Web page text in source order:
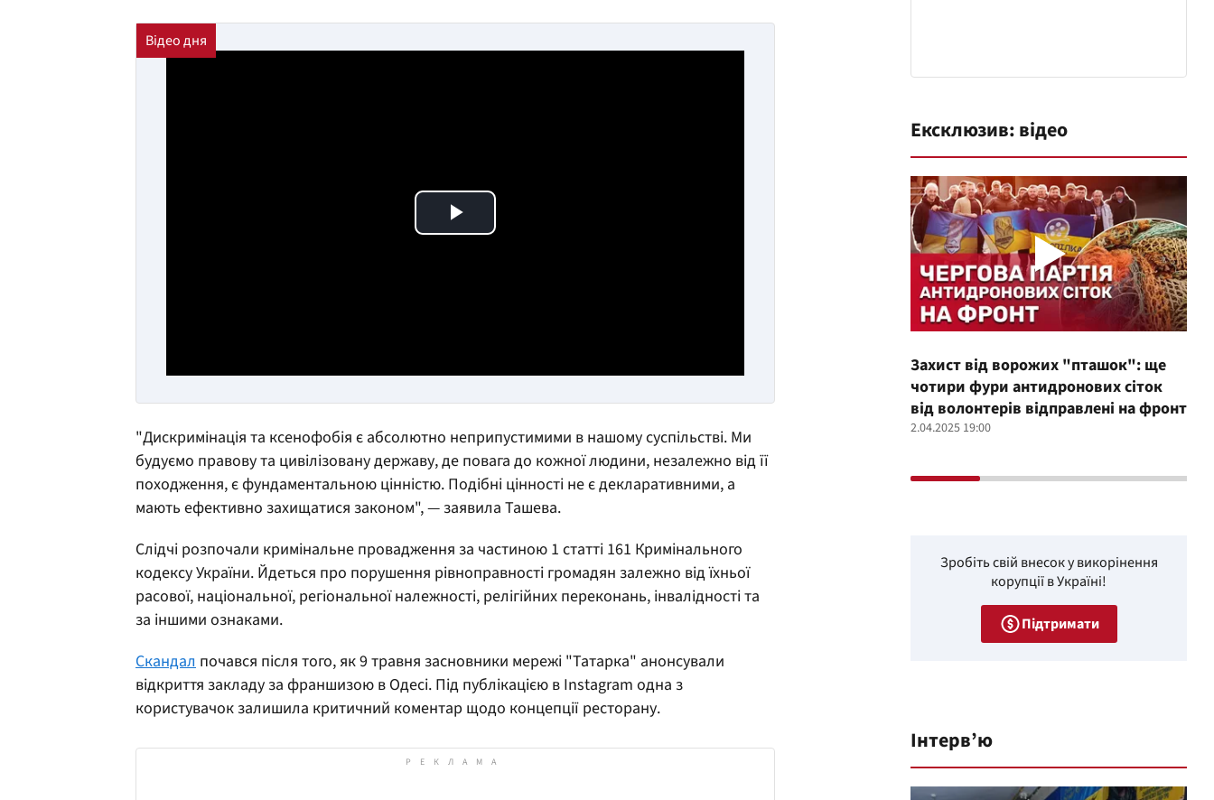
Play Video
"Дискримінація та ксенофобія є абсолютно неприпустимими в нашому суспільстві. Ми
будуємо правову та цивілізовану державу, де повага до кожної людини, незалежно від її
походження, є фундаментальною цінністю. Подібні цінності не є декларативними, а
мають ефективно захищатися законом", — заявила Ташева.
Слідчі розпочали кримінальне провадження за частиною 1 статті 161 Кримінального
кодексу України. Йдеться про порушення рівноправності громадян залежно від їхньої
расової, національної, регіональної належності, релігійних переконань, інвалідності та
за іншими ознаками.
Скандал почався після того, як 9 травня засновники мережі "Татарка" анонсували
відкриття закладу за франшизою в Одесі. Під публікацією в Instagram одна з
користувачок залишила критичний коментар щодо концепції ресторану.
Ексклюзив: відео
Захист від ворожих "пташок": ще
чотири фури антидронових сіток
від волонтерів відправлені на фронт
2.04.2025 19:00
Зробіть свій внесок у викорінення
корупції в Україні!
Підтримати
Інтерв’ю